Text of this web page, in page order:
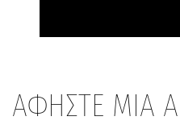
ΑΦΗΣΤΕ ΜΙΑ